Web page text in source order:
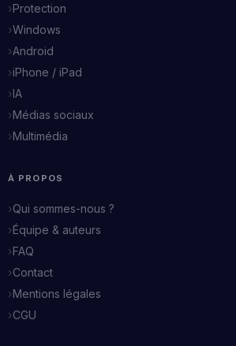
Protection
Windows
Android
iPhone / iPad
IA
Médias sociaux
Multimédia
À PROPOS
Qui sommes-nous ?
Équipe & auteurs
FAQ
Contact
Mentions légales
CGU